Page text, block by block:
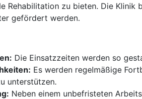
Rehabilitation zu bieten. Die
gefördert werden.
Die Einsatzzeiten werden so
Es werden regelmäßige
unterstützen.
Neben einem unbefristeten